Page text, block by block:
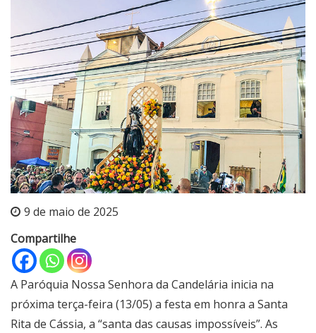
9 de maio de 2025
Compartilhe
A Paróquia Nossa Senhora da Candelária inicia na
próxima terça-feira (13/05) a festa em honra a Santa
Rita de Cássia, a “santa das causas impossíveis”. As